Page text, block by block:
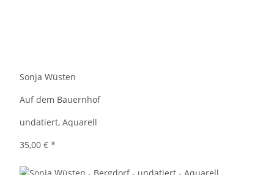
Sonja Wüsten
Auf dem Bauernhof
undatiert, Aquarell
35,00 € *